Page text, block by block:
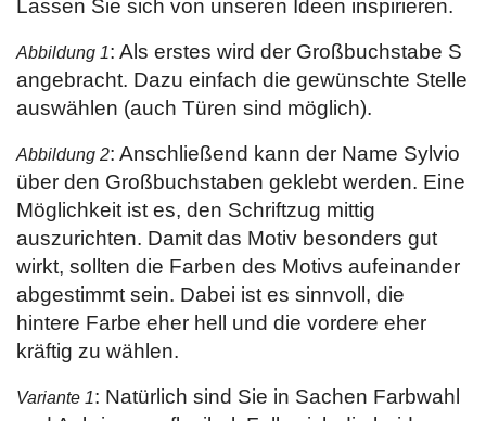
Lassen Sie sich von unseren Ideen inspirieren.
Abbildung 1: Als erstes wird der Großbuchstabe S
angebracht. Dazu einfach die gewünschte Stelle
auswählen (auch Türen sind möglich).
Abbildung 2: Anschließend kann der Name Sylvio
über den Großbuchstaben geklebt werden. Eine
Möglichkeit ist es, den Schriftzug mittig
auszurichten. Damit das Motiv besonders gut
wirkt, sollten die Farben des Motivs aufeinander
abgestimmt sein. Dabei ist es sinnvoll, die
hintere Farbe eher hell und die vordere eher
kräftig zu wählen.
Variante 1: Natürlich sind Sie in Sachen Farbwahl